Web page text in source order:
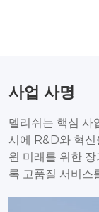
사업 사명
델리쉬는 핵심 사
시에 R&D와 혁신
윈 미래를 위한
록 고품질 서비스